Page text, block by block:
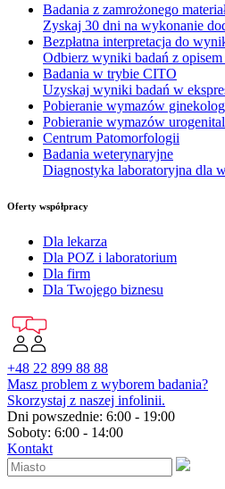
Badania z zamrożonego
Zyskaj 30 dni na wykonanie
Bezpłatna interpretacja do
Odbierz wyniki badań z
Badania w trybie CITO
Uzyskaj wyniki badań w
Pobieranie wymazów
Pobieranie wymazów
Centrum Patomorfologii
Badania weterynaryjne
Diagnostyka laboratoryjna dla
Oferty współpracy
Dla lekarza
Dla POZ i laboratorium
Dla firm
Dla Twojego biznesu
+48 22 899 88 88
Masz problem z wyborem badania?
Skorzystaj z naszej infolinii.
Dni powszednie: 6:00 - 19:00
Soboty: 6:00 - 14:00
Kontakt